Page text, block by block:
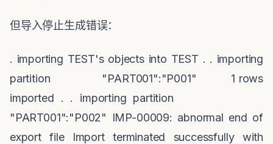
但导入停止生成错误：
. importing TEST's objects into TEST . . importing
partition "PART001":"P001" 1 rows
imported . . importing partition
"PART001":"P002" IMP-00009: abnormal end of
export file Import terminated successfully with